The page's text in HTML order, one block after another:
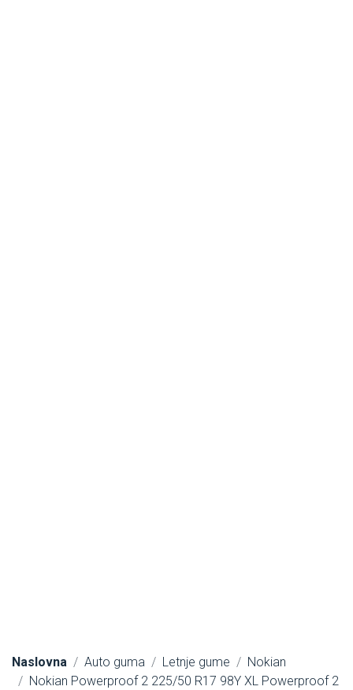
Naslovna Auto guma Letnje gume
Nokian
Nokian Powerproof 2 225/50 R17 98Y XL Powerproof 2